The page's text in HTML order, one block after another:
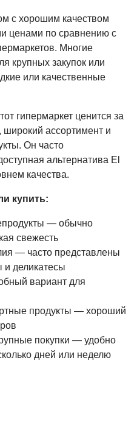
с хорошим качеством
ценами по сравнению с
Многие
крупных закупок или
или качественные
гипермаркет ценится за
ассортимент и
Он часто
альтернатива El
качества.
купить:
— обычно
свежесть
— часто представлены
и деликатесы
вариант для
продукты — хороший
покупки — удобно
дней или неделю